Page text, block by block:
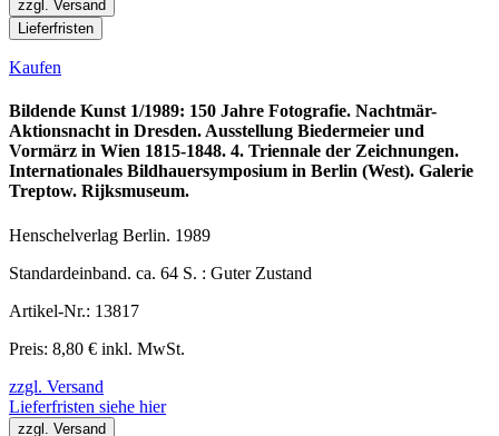
zzgl. Versand
Lieferfristen
Kaufen
Bildende Kunst 1/1989: 150 Jahre Fotografie. Nachtmär-
Aktionsnacht in Dresden. Ausstellung Biedermeier und
Vormärz in Wien 1815-1848. 4. Triennale der Zeichnungen.
Internationales Bildhauersymposium in Berlin (West). Galerie
Treptow. Rijksmuseum.
Henschelverlag Berlin. 1989
Standardeinband. ca. 64 S. : Guter Zustand
Artikel-Nr.: 13817
Preis: 8,80 € inkl. MwSt.
zzgl. Versand
Lieferfristen siehe hier
zzgl. Versand